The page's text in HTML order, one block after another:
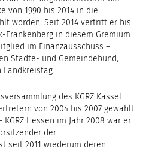
von 1990 bis 2014 in die
worden. Seit 2014 vertritt er bis
Frankenberg in diesem Gremium
im Finanzausschuss –
Städte- und Gemeindebund,
des KGRZ Kassel
von 2004 bis 2007 gewählt.
Hessen im Jahr 2008 war er
der
seit 2011 wiederum deren